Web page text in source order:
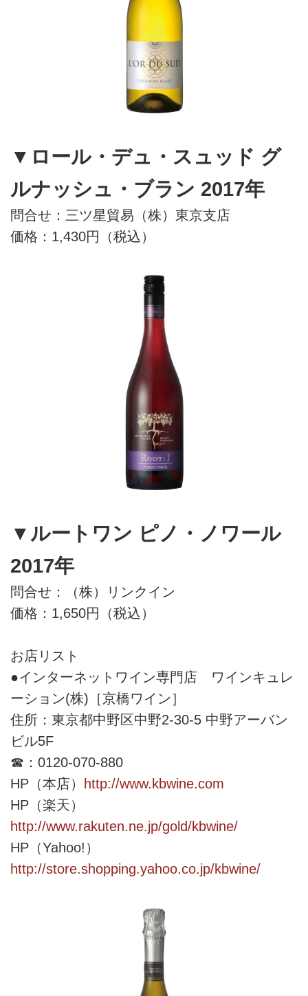
▼ロール・デュ・スュッド グ
ルナッシュ・ブラン 2017年
問合せ：三ツ星貿易（株）東京支店
価格：1,430円（税込）
▼ルートワン ピノ・ノワール
2017年
問合せ：（株）リンクイン
価格：1,650円（税込）
お店リスト
●インターネットワイン専門店 ワインキュレ
ーション(株)［京橋ワイン］
住所：東京都中野区中野2-30-5 中野アーバン
ビル5F
☎：0120-070-880
HP（本店）
http://www.kbwine.com
HP（楽天）
http://www.rakuten.ne.jp/gold/kbwine/
HP（Yahoo!）
http://store.shopping.yahoo.co.jp/kbwine/